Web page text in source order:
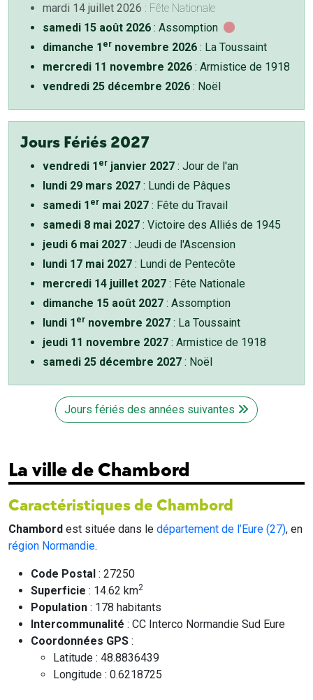
mardi 14 juillet 2026 : Fête Nationale
samedi 15 août 2026 : Assomption
dimanche 1 er novembre 2026 : La Toussaint
mercredi 11 novembre 2026 : Armistice de 1918
vendredi 25 décembre 2026 : Noël
Jours Fériés 2027
vendredi 1 er janvier 2027 : Jour de l'an
lundi 29 mars 2027 : Lundi de Pâques
samedi 1 er mai 2027 : Fête du Travail
samedi 8 mai 2027 : Victoire des Alliés de 1945
jeudi 6 mai 2027 : Jeudi de l'Ascension
lundi 17 mai 2027 : Lundi de Pentecôte
mercredi 14 juillet 2027 : Fête Nationale
dimanche 15 août 2027 : Assomption
lundi 1 er novembre 2027 : La Toussaint
jeudi 11 novembre 2027 : Armistice de 1918
samedi 25 décembre 2027 : Noël
Jours fériés des années suivantes
La ville de Chambord
Caractéristiques de Chambord
Chambord est située dans le département de l’Eure (27), en
région Normandie.
Code Postal : 27250
Superficie : 14.62 km2
Population : 178 habitants
Intercommunalité : CC Interco Normandie Sud Eure
Coordonnées GPS :
Latitude : 48.8836439
Longitude : 0.6218725